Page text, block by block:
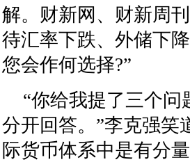
解。财新网、财新周
待汇率下跌、外储下
您会作何选择?”
“你给我提了三个
分开回答。”李克强笑
际货币体系中是有分